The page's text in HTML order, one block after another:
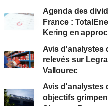
Agenda des
France :
Kering en
Avis d'analystes
relevés sur
Vallourec
Avis d'analystes
objectifs